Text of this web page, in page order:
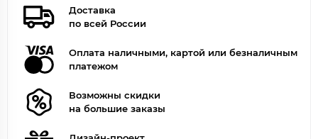
Доставка
по всей России
Оплата наличными, картой или безналичным
платежом
Возможны скидки
на большие заказы